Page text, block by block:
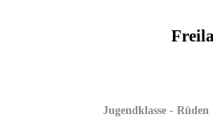
Jugendklasse - Rüden